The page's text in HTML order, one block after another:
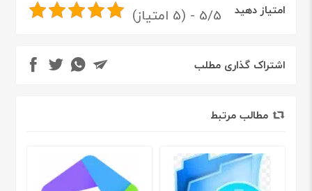
امتیاز دهید 5/5 - (5 امتیاز)
اشتراک گذاری مطلب
مطالب مرتبط